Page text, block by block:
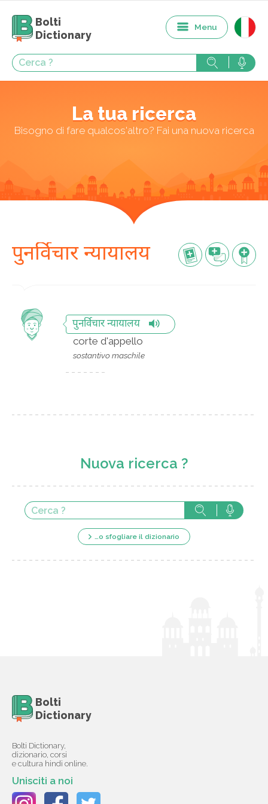
Bolti
Dictionary
Menu
La tua ricerca
Bisogno di fare qualcos'altro? Fai una nuova ricerca
पुनर्विचार न्यायालय
पुनर्विचार न्यायालय
corte d'appello
sostantivo maschile
Nuova ricerca ?
…o sfogliare il dizionario
Bolti
Dictionary
Bolti Dictionary,
dizionario, corsi
e cultura hindi online.
Unisciti a noi